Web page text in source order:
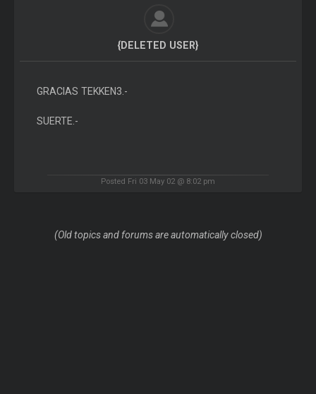
{DELETED USER}
GRACIAS TEKKEN3.-
SUERTE.-
Posted Fri 03 May 02 @ 8:02 pm
(Old topics and forums are automatically closed)